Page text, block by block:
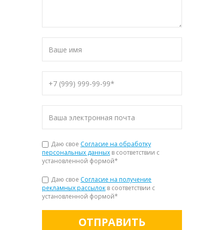
Даю свое Согласие на обработку
персональных данных в соответствии с
установленной формой*
Даю свое Согласие на получение
рекламных рассылок в соответствии с
установленной формой*
ОТПРАВИТЬ